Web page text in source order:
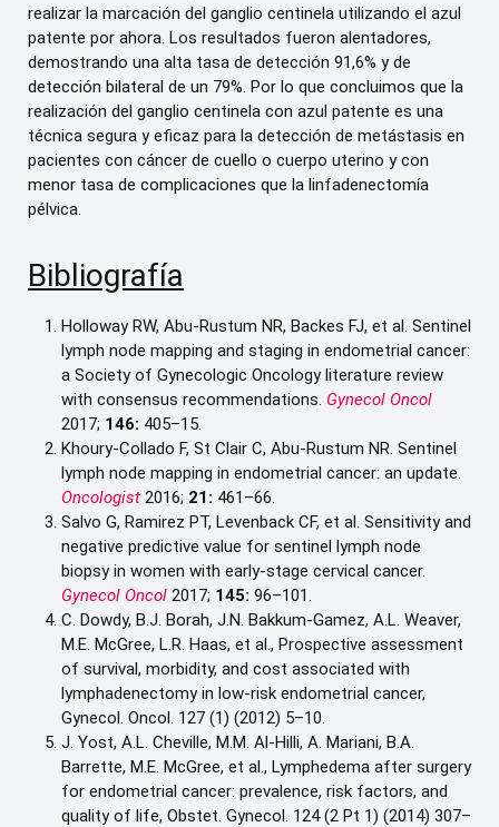
realizar la marcación del ganglio centinela utilizando el azul
patente por ahora. Los resultados fueron alentadores,
demostrando una alta tasa de detección 91,6% y de
detección bilateral de un 79%. Por lo que concluimos que la
realización del ganglio centinela con azul patente es una
técnica segura y eficaz para la detección de metástasis en
pacientes con cáncer de cuello o cuerpo uterino y con
menor tasa de complicaciones que la linfadenectomía
pélvica.
Bibliografía
Holloway RW, Abu-Rustum NR, Backes FJ, et al. Sentinel
lymph node mapping and staging in endometrial cancer:
a Society of Gynecologic Oncology literature review
with consensus recommendations. Gynecol Oncol
2017; 146: 405–15.
Khoury-Collado F, St Clair C, Abu-Rustum NR. Sentinel
lymph node mapping in endometrial cancer: an update.
Oncologist 2016; 21: 461–66.
Salvo G, Ramirez PT, Levenback CF, et al. Sensitivity and
negative predictive value for sentinel lymph node
biopsy in women with early-stage cervical cancer.
Gynecol Oncol 2017; 145: 96–101.
C. Dowdy, B.J. Borah, J.N. Bakkum-Gamez, A.L. Weaver,
M.E. McGree, L.R. Haas, et al., Prospective assessment
of survival, morbidity, and cost associated with
lymphadenectomy in low-risk endometrial cancer,
Gynecol. Oncol. 127 (1) (2012) 5–10.
J. Yost, A.L. Cheville, M.M. Al-Hilli, A. Mariani, B.A.
Barrette, M.E. McGree, et al., Lymphedema after surgery
for endometrial cancer: prevalence, risk factors, and
quality of life, Obstet. Gynecol. 124 (2 Pt 1) (2014) 307–